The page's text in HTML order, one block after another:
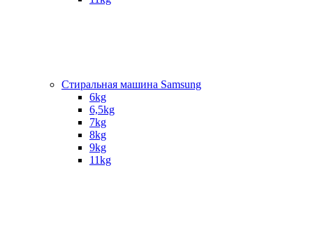
Стиральная машина Samsung
6kg
6,5kg
7kg
8kg
9kg
11kg